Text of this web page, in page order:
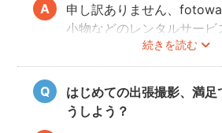
続きを読む
申し訳ありません、
小物などのレンタルサービ
おりませんので、お客様ご
願いしております。
はじめての出張撮影、満
うしよう？